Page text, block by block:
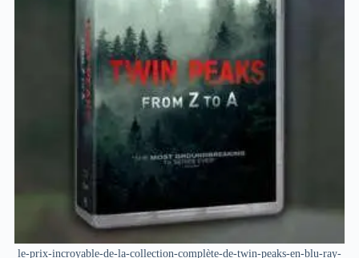
le-prix-incroyable-de-la-collection-complète-de-twin-peaks-en-blu-ray-